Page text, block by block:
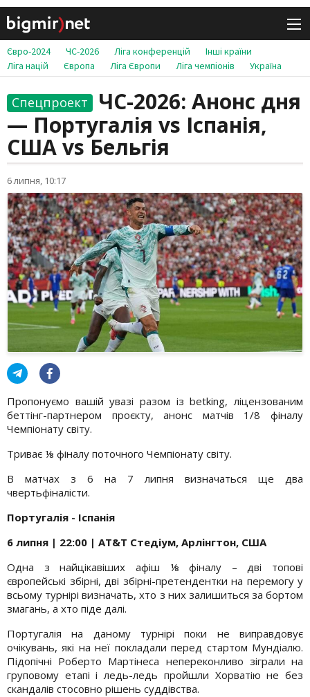
Євро-2024 ЧС-2026 Ліга конференцій
Інші країни
Ліга націй
Європа Ліга Європи Ліга чемпіонів Україна
Спецпроект
ЧС-2026: Анонс дня
— Португалія vs Іспанія,
США vs Бельгія
6 липня, 10:17
Пропонуємо вашій увазі разом із betking, ліцензованим
беттінг-партнером проєкту, анонс матчів 1/8 фіналу
Чемпіонату світу.
Триває ⅛ фіналу поточного Чемпіонату світу.
В матчах з 6 на 7 липня визначаться ще два
чвертьфіналісти.
Португалія - Іспанія
6 липня | 22:00 | AT&T Стедіум, Арлінгтон, США
Одна з найцікавіших афіш ⅛ фіналу – дві топові
європейські збірні, дві збірні-претендентки на перемогу у
всьому турнірі визначать, хто з них залишиться за бортом
змагань, а хто піде далі.
Португалія на даному турнірі поки не виправдовує
очікувань, які на неї покладали перед стартом Мундіалю.
Підопічні Роберто Мартінеса непереконливо зіграли на
груповому етапі і ледь-ледь пройшли Хорватію не без
скандалів стосовно рішень суддівства.